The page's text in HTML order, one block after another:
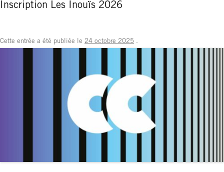
Inscription Les Inouïs 2026
Cette entrée a été publiée le 24 octobre 2025 .